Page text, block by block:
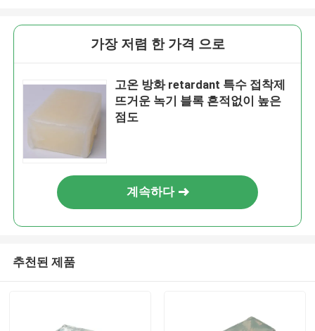
가장 저렴 한 가격 으로
고온 방화 retardant 특수 접착제
뜨거운 녹기 블록 흔적없이 높은
점도
계속하다
추천된 제품